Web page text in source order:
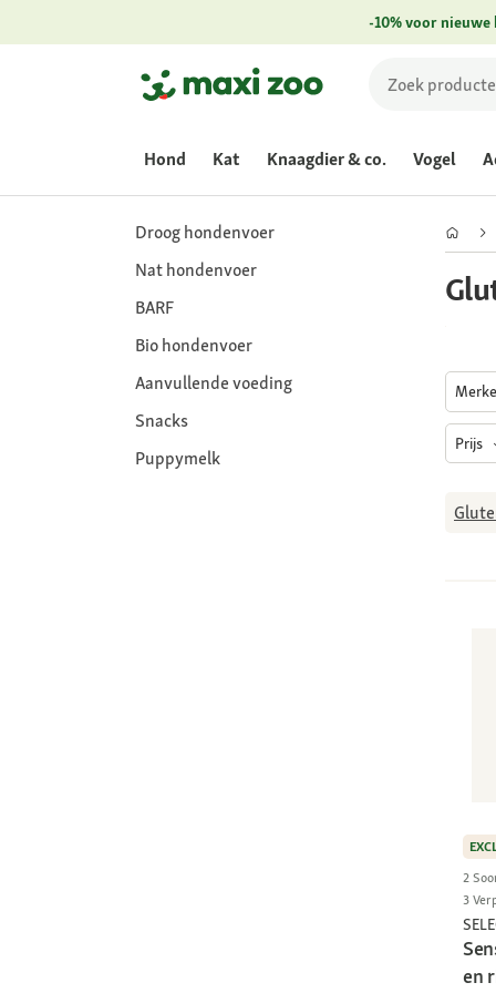
-10% voor
Hond Kat Knaagdier & co. Vogel
Droog hondenvoer
Nat hondenvoer
BARF
Bio hondenvoer
Aanvullende voeding
Snacks
Puppymelk
Prijs
2
3
en